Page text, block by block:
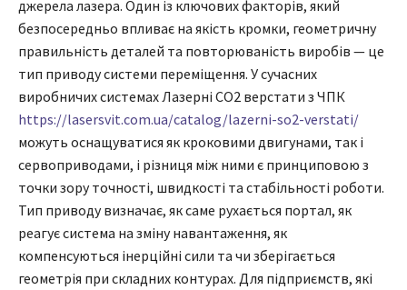
джерела лазера. Один із ключових факторів, який
безпосередньо впливає на якість кромки, геометричну
правильність деталей та повторюваність виробів — це
тип приводу системи переміщення. У сучасних
виробничих системах Лазерні СО2 верстати з ЧПК
https://lasersvit.com.ua/catalog/lazerni-so2-verstati/
можуть оснащуватися як кроковими двигунами, так і
сервоприводами, і різниця між ними є принциповою з
точки зору точності, швидкості та стабільності роботи.
Тип приводу визначає, як саме рухається портал, як
реагує система на зміну навантаження, як
компенсуються інерційні сили та чи зберігається
геометрія при складних контурах. Для підприємств, які